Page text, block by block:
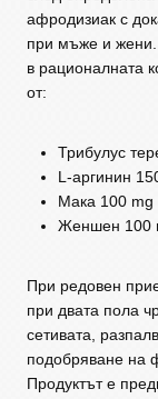
афродизиак с
при мъже и жени.
в рационалната
от:
Трибулус
L-аргинин
Мака 100 mg
Женшен 100
При редовен
при двата пола
сетивата,
подобряване на
Продуктът е